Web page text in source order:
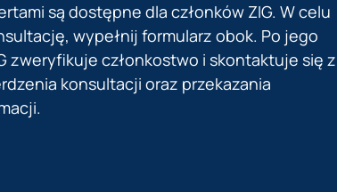
są dostępne dla członków ZIG. W celu
wypełnij formularz obok. Po jego
zweryfikuje członkostwo i skontaktuje się z
konsultacji oraz przekazania